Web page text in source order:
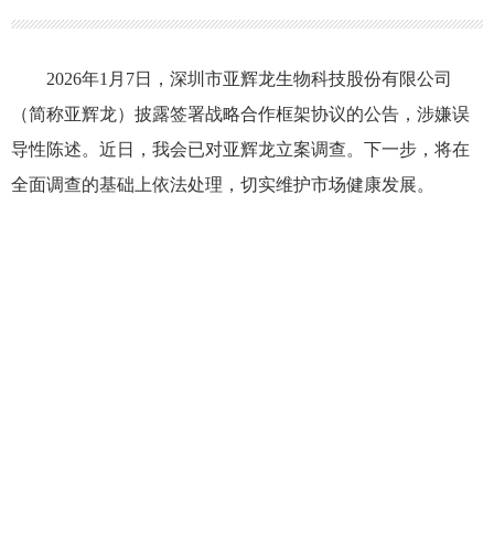
2026年1月7日，深圳市亚辉龙生物科技股份有限公司
（简称亚辉龙）披露签署战略合作框架协议的公告，涉嫌误
导性陈述。近日，我会已对亚辉龙立案调查。下一步，将在
全面调查的基础上依法处理，切实维护市场健康发展。